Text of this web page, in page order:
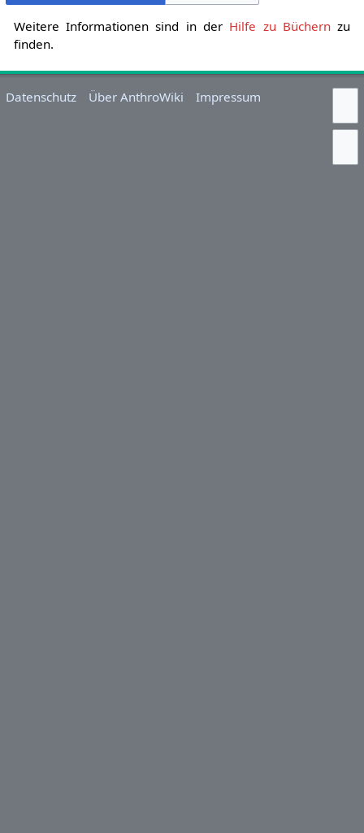
Weitere Informationen sind in der Hilfe zu Büchernzu
finden.
Datenschutz Über AnthroWiki Impressum